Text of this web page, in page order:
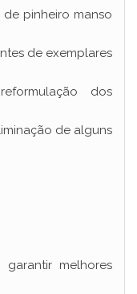
pinheiro manso
de exemplares
dos
de alguns
garantir melhores